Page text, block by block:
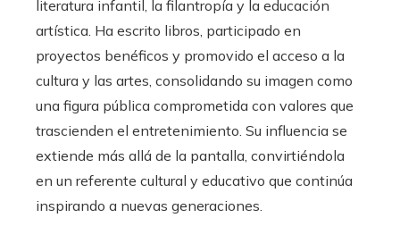
literatura infantil, la filantropía y la educación
artística. Ha escrito libros, participado en
proyectos benéficos y promovido el acceso a la
cultura y las artes, consolidando su imagen como
una figura pública comprometida con valores que
trascienden el entretenimiento. Su influencia se
extiende más allá de la pantalla, convirtiéndola
en un referente cultural y educativo que continúa
inspirando a nuevas generaciones.